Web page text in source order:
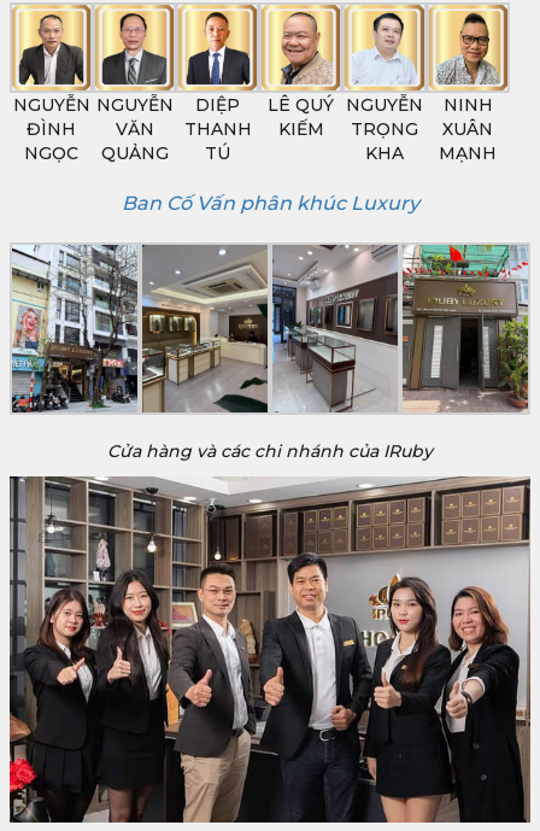
NGUYỄN
ĐÌNH
NGỌC
NGUYỄN
VĂN
QUẢNG
DIỆP
THANH
TÚ
LÊ QUÝ
KIẾM
NGUYỄN
TRỌNG
KHA
NINH
XUÂN
MẠNH
Ban Cố Vấn phân khúc Luxury
Cửa hàng và các chi nhánh của IRuby